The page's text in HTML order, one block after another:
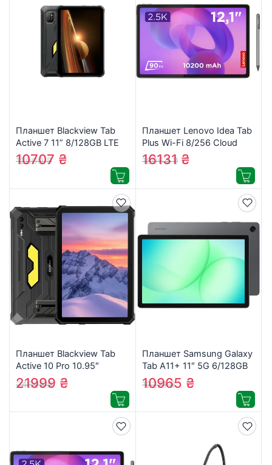
Планшет Blackview Tab
Active 7 11” 8/128GB LTE
Rugged NFC Black
(6931548324201)
12000₴
10707 ₴
Планшет Lenovo Idea Tab
Plus Wi-Fi 8/256 Cloud
Grey + Pen (ZAG70268UA)
18064₴
16131₴
Планшет Blackview Tab
Active 10 Pro 10.95″
12/512GB 5G/LTE Black
(6931548318811)
24625₴
21999 ₴
Планшет Samsung Galaxy
Tab A11+ 11″ 5G 6/128GB
2025 Gray (SM-
X236BZAREUC)
12271₴
10965 ₴